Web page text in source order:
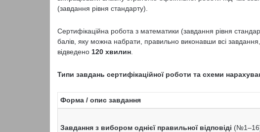
(завдання рівня стандарту).
Сертифікаційна робота з математики (завдання рівня
балів, яку можна набрати, правильно виконавши всі
відведено 120 хвилин.
Типи завдань сертифікаційної роботи та схеми
Форма / опис завдання
Завдання з вибором однієї правильної відповіді